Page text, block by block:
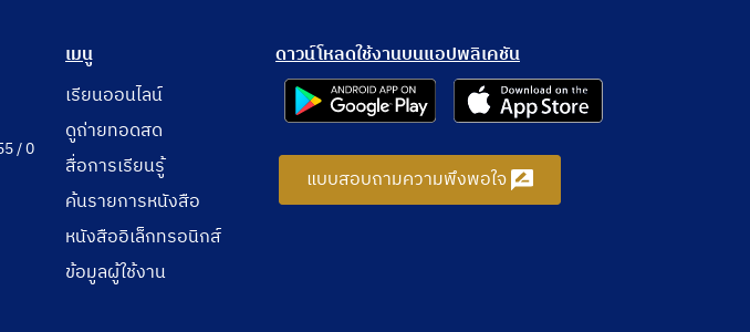
/ 0
เมนู
เรียนออนไลน์
ดูถ่ายทอดสด
สื่อการเรียนรู้
ค้นรายการหนังสือ
หนังสืออิเล็กทรอนิกส์
ข้อมูลผู้ใช้งาน
ดาวน์โหลดใช้งานบนแอปพลิเคชัน
แบบสอบถามความพึงพอใจ